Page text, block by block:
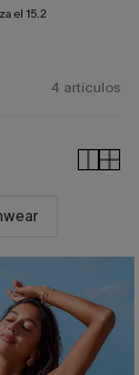
el 15.2
4 artículos